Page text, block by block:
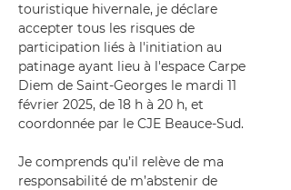
touristique hivernale, je déclare
accepter tous les risques de
participation liés à l'initiation au
patinage ayant lieu à l'espace Carpe
Diem de Saint-Georges le mardi 11
février 2025, de 18 h à 20 h, et
coordonnée par le CJE Beauce-Sud.
Je comprends qu’il relève de ma
responsabilité de m’abstenir de